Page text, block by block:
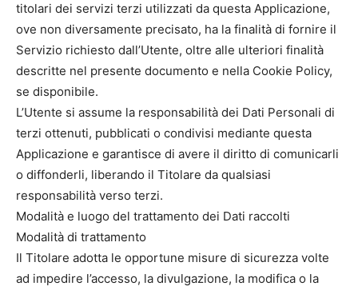
titolari dei servizi terzi utilizzati da questa Applicazione,
ove non diversamente precisato, ha la finalità di fornire il
Servizio richiesto dall’Utente, oltre alle ulteriori finalità
descritte nel presente documento e nella Cookie Policy,
se disponibile.
L’Utente si assume la responsabilità dei Dati Personali di
terzi ottenuti, pubblicati o condivisi mediante questa
Applicazione e garantisce di avere il diritto di comunicarli
o diffonderli, liberando il Titolare da qualsiasi
responsabilità verso terzi.
Modalità e luogo del trattamento dei Dati raccolti
Modalità di trattamento
Il Titolare adotta le opportune misure di sicurezza volte
ad impedire l’accesso, la divulgazione, la modifica o la